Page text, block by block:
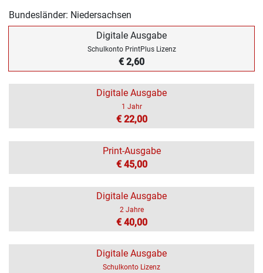
Bundesländer: Niedersachsen
Digitale Ausgabe
Schulkonto PrintPlus Lizenz
€ 2,60
Digitale Ausgabe
1 Jahr
€ 22,00
Print-Ausgabe
€ 45,00
Digitale Ausgabe
2 Jahre
€ 40,00
Digitale Ausgabe
Schulkonto Lizenz